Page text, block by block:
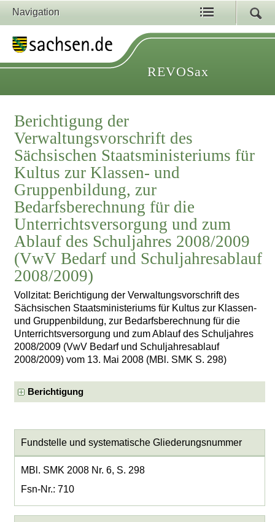
Navigation
REVOSax
Berichtigung der
Verwaltungsvorschrift des
Sächsischen Staatsministeriums für
Kultus zur Klassen- und
Gruppenbildung, zur
Bedarfsberechnung für die
Unterrichtsversorgung und zum
Ablauf des Schuljahres 2008/2009
(VwV Bedarf und Schuljahresablauf
2008/2009)
Vollzitat: Berichtigung der Verwaltungsvorschrift des
Sächsischen Staatsministeriums für Kultus zur Klassen-
und Gruppenbildung, zur Bedarfsberechnung für die
Unterrichtsversorgung und zum Ablauf des Schuljahres
2008/2009 (VwV Bedarf und Schuljahresablauf
2008/2009) vom 13. Mai 2008 (MBl. SMK S. 298)
Berichtigung
Fundstelle und systematische Gliederungsnummer
MBl. SMK 2008 Nr. 6, S. 298
Fsn-Nr.: 710